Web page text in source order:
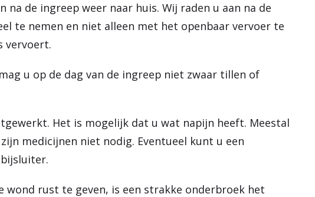
na de ingreep weer naar huis. Wij raden u aan na de
te nemen en niet alleen met het openbaar vervoer te
vervoert.
u op de dag van de ingreep niet zwaar tillen of
Het is mogelijk dat u wat napijn heeft. Meestal
medicijnen niet nodig. Eventueel kunt u een
wond rust te geven, is een strakke onderbroek het